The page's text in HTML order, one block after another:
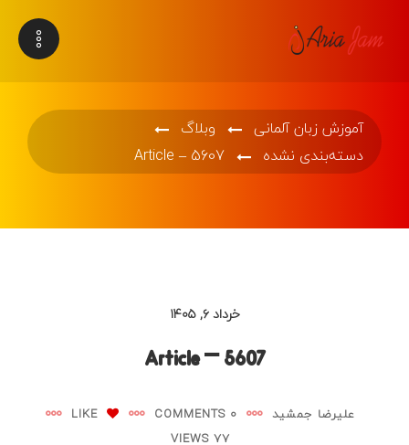
آموزش زبان آلمانی
وبلاگ
دسته‌بندی نشده
Article – 5607
خرداد ۶, ۱۴۰۵
Article – 5607
علیرضا جمشید 0 COMMENTS
LIKE
77 VIEWS